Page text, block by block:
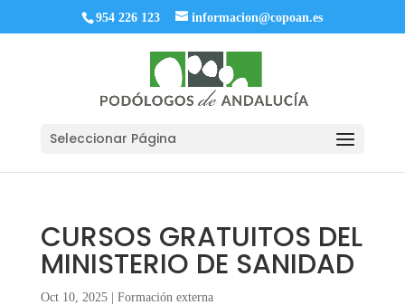
954 226 123 informacion@copoan.es
Seleccionar Página
CURSOS GRATUITOS DEL
MINISTERIO DE SANIDAD
Oct 10, 2025| Formación externa